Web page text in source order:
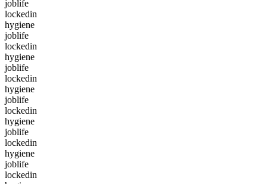
joblife
lockedin
hygiene
joblife
lockedin
hygiene
joblife
lockedin
hygiene
joblife
lockedin
hygiene
joblife
lockedin
hygiene
joblife
lockedin